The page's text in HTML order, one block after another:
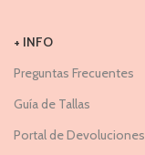
+ INFO
Preguntas Frecuentes
Guía de Tallas
Portal de Devoluciones